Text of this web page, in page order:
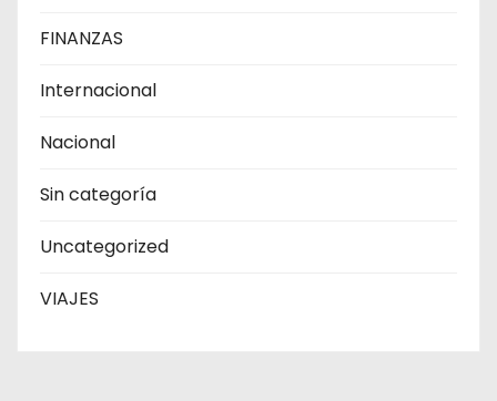
FINANZAS
Internacional
Nacional
Sin categoría
Uncategorized
VIAJES